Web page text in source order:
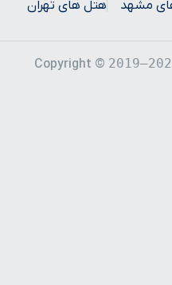
مشهد هتل های تهران
Copyright ©